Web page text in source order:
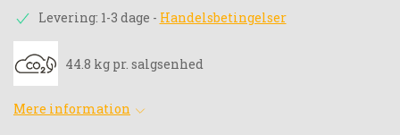
Levering: 1-3 dage - Handelsbetingelser
44.8 kg pr. salgsenhed
Mere information